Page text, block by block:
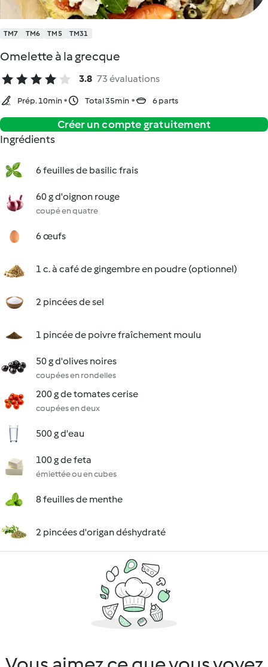
TM7 TM6 TM5 TM31
Omelette à la grecque
3.8 73 évaluations
Prép. 10min Total 35min 6 parts
Créer un compte gratuitement
Ingrédients
6 feuilles de basilic frais
60 g d'oignon rouge
coupé en quatre
6 œufs
1 c. à café de gingembre en poudre (optionnel)
2 pincées de sel
1 pincée de poivre fraîchement moulu
50 g d'olives noires
coupées en rondelles
200 g de tomates cerise
coupées en deux
500 g d'eau
100 g de feta
émiettée ou en cubes
8 feuilles de menthe
2 pincées d'origan déshydraté